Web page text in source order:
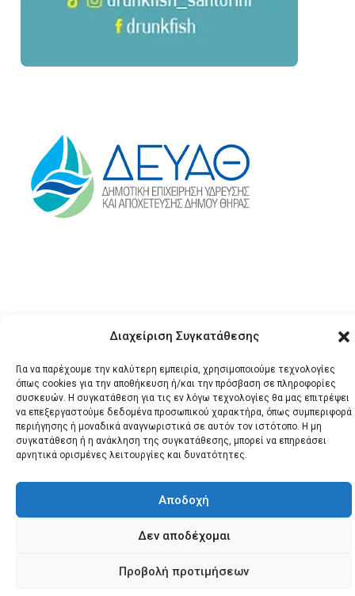
Διαχείριση Συγκατάθεσης
Για να παρέχουμε την καλύτερη εμπειρία, χρησιμοποιούμε τεχνολογίες
όπως cookies για την αποθήκευση ή/και την πρόσβαση σε πληροφορίες
συσκευών. Η συγκατάθεση για τις εν λόγω τεχνολογίες θα μας επιτρέψει
να επεξεργαστούμε δεδομένα προσωπικού χαρακτήρα, όπως συμπεριφορά
περιήγησης ή μοναδικά αναγνωριστικά σε αυτόν τον ιστότοπο. Η μη
συγκατάθεση ή η ανάκληση της συγκατάθεσης, μπορεί να επηρεάσει
αρνητικά ορισμένες λειτουργίες και δυνατότητες.
Αποδοχή
Δεν αποδέχομαι
Προβολή προτιμήσεων
© 2026 Santonews - Όλα
τα δικαιώματα
κατοχυρωμένα.